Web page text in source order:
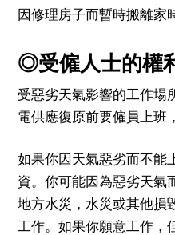
因修理房子而暫時搬離家
◎受僱人士的權
受惡劣天氣影響的工作場
電供應復原前要僱員上班
如果你因天氣惡劣而不能
資。你可能因為惡劣天氣
地方水災，水災或其他損
工作。如果你願意工作，